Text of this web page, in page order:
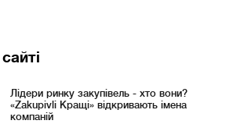
Лідери ринку закупівель - хто вони?
«Zakupivli Кращі» відкривають імена
компаній